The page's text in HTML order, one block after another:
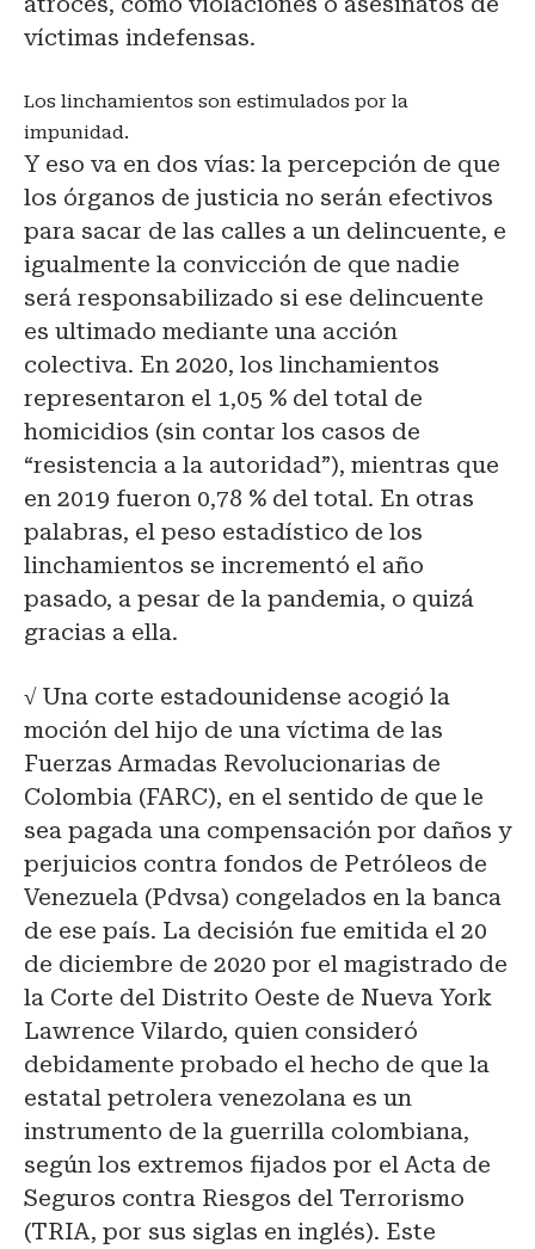
víctimas indefensas.
Los linchamientos son estimulados por la
impunidad.
Y eso va en dos vías: la percepción de que
los órganos de justicia no serán efectivos
para sacar de las calles a un delincuente, e
igualmente la convicción de que nadie
será responsabilizado si ese delincuente
es ultimado mediante una acción
colectiva. En 2020, los linchamientos
representaron el 1,05 % del total de
homicidios (sin contar los casos de
“resistencia a la autoridad”), mientras que
en 2019 fueron 0,78 % del total. En otras
palabras, el peso estadístico de los
linchamientos se incrementó el año
pasado, a pesar de la pandemia, o quizá
gracias a ella.
√Una corte estadounidense acogió la
moción del hijo de una víctima de las
Fuerzas Armadas Revolucionarias de
Colombia (FARC), en el sentido de que le
sea pagada una compensación por daños y
perjuicios contra fondos de Petróleos de
Venezuela (Pdvsa) congelados en la banca
de ese país. La decisión fue emitida el 20
de diciembre de 2020 por el magistrado de
la Corte del Distrito Oeste de Nueva York
Lawrence Vilardo, quien consideró
debidamente probado el hecho de que la
estatal petrolera venezolana es un
instrumento de la guerrilla colombiana,
según los extremos fijados por el Acta de
Seguros contra Riesgos del Terrorismo
(TRIA, por sus siglas en inglés). Este